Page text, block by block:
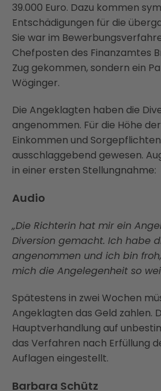
39.000 Euro. Dazu kommen
Entschädigungen für die
Sie war im
Chefposten des Finanzamtes
Zug gekommen, sondern ein
Wöginger.
Die Angeklagten haben die
angenommen. Für die Höhe
Einkommen und
ausschlaggebend gewesen.
in einer ersten Stellungnahme:
Audio
„Die Richterin hat mir ein
Diversion gemacht. Ich habe
angenommen und ich bin
mich die Angelegenheit so
Spätestens in zwei Wochen
Angeklagten das Geld zahlen.
Hauptverhandlung auf
das Verfahren nach Erfüllung
Auflagen eingestellt.
Barbara Schütz